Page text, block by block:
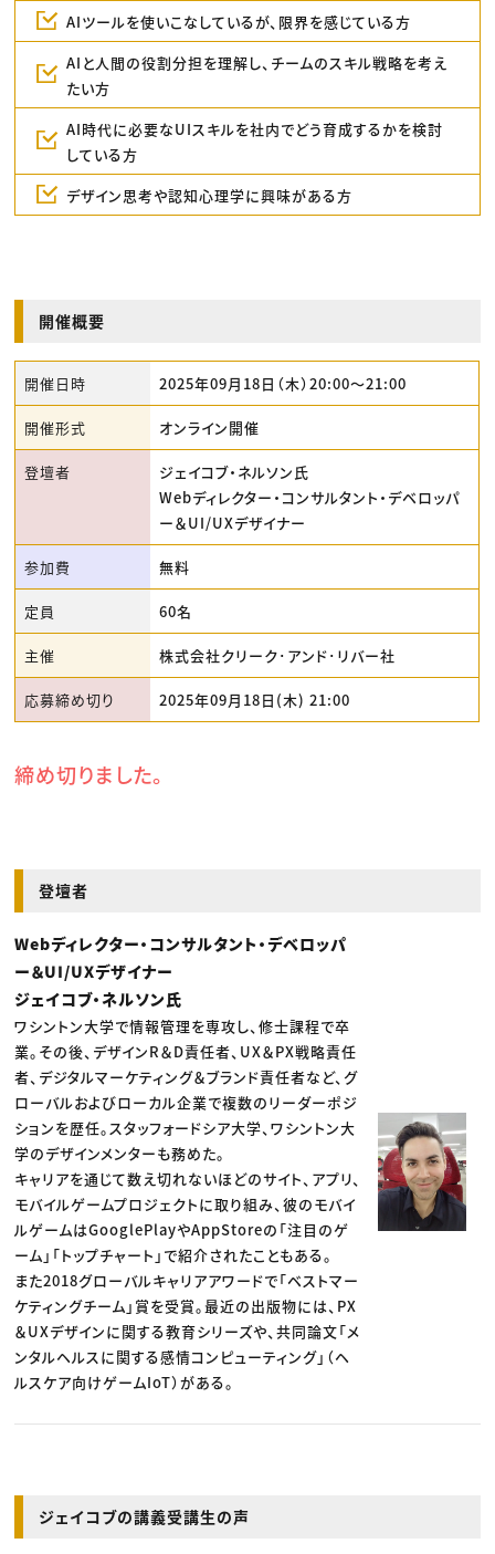
AIツールを使いこなしているが、限界を感じている方
AIと人間の役割分担を理解し、チームのスキル戦略を考え
たい方
AI時代に必要なUIスキルを社内でどう育成するかを検討
している方
デザイン思考や認知心理学に興味がある方
開催概要
開催日時 2025年09月18日（木）20:00〜21:00
開催形式 オンライン開催
登壇者
ジェイコブ・ネルソン氏
Webディレクター・コンサルタント・デベロッパ
ー＆UI/UXデザイナー
参加費 無料
定員 60名
主催 株式会社クリーク･アンド･リバー社
応募締め切り 2025年09月18日(木) 21:00
締め切りました。
登壇者
Webディレクター・コンサルタント・デベロッパ
ー＆UI/UXデザイナー
ジェイコブ・ネルソン氏
ワシントン大学で情報管理を専攻し、修士課程で卒
業。その後、デザインR＆D責任者、UX＆PX戦略責任
者、デジタルマーケティング＆ブランド責任者など、グ
ローバルおよびローカル企業で複数のリーダーポジ
ションを歴任。スタッフォードシア大学、ワシントン大
学のデザインメンターも務めた。
キャリアを通じて数え切れないほどのサイト、アプリ、
モバイルゲームプロジェクトに取り組み、彼のモバイ
ルゲームはGooglePlayやAppStoreの「注目のゲ
ーム」「トップチャート」で紹介されたこともある。
また2018グローバルキャリアアワードで「ベストマー
ケティングチーム」賞を受賞。最近の出版物には、PX
＆UXデザインに関する教育シリーズや、共同論文「メ
ンタルヘルスに関する感情コンピューティング」（ヘ
ルスケア向けゲームIoT）がある。
ジェイコブの講義受講生の声